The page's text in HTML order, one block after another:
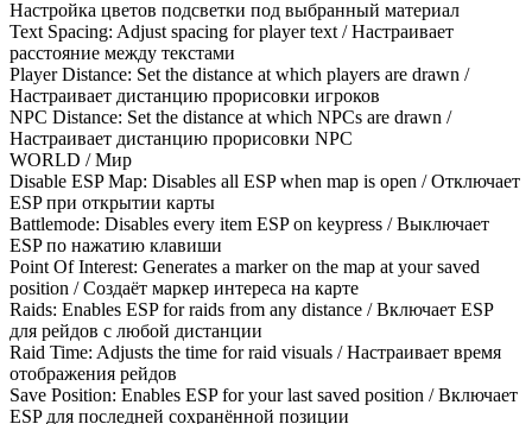
Настройка цветов подсветки под выбранный материал
Text Spacing: Adjust spacing for player text / Настраивает
расстояние между текстами
Player Distance: Set the distance at which players are drawn /
Настраивает дистанцию прорисовки игроков
NPC Distance: Set the distance at which NPCs are drawn /
Настраивает дистанцию прорисовки NPC
WORLD / Мир
Disable ESP Map: Disables all ESP when map is open / Отключает
ESP при открытии карты
Battlemode: Disables every item ESP on keypress / Выключает
ESP по нажатию клавиши
Point Of Interest: Generates a marker on the map at your saved
position / Создаёт маркер интереса на карте
Raids: Enables ESP for raids from any distance / Включает ESP
для рейдов с любой дистанции
Raid Time: Adjusts the time for raid visuals / Настраивает время
отображения рейдов
Save Position: Enables ESP for your last saved position / Включает
ESP для последней сохранённой позиции